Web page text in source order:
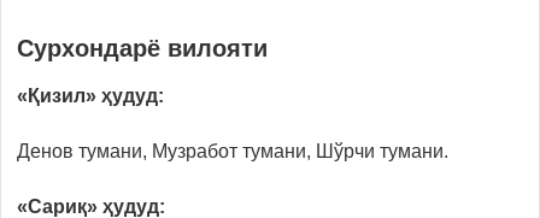
Сурхондарё вилояти
«Қизил» ҳудуд:
Денов тумани, Музработ тумани, Шўрчи тумани.
«Сариқ» ҳудуд: